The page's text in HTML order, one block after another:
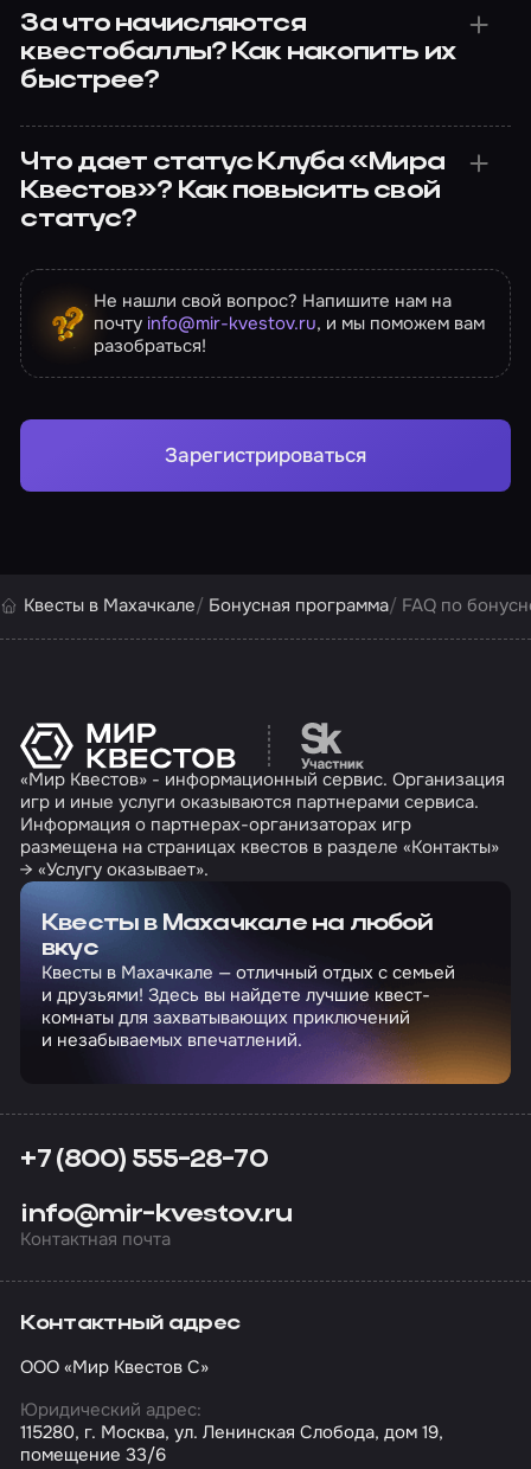
За что начисляются
квестобаллы? Как накопить их
быстрее?
Что дает статус Клуба «Мира
Квестов»? Как повысить свой
статус?
Не нашли свой вопрос? Напишите нам на
почту info@mir-kvestov.ru, и мы поможем вам
разобраться!
Зарегистрироваться
Квесты в Махачкале Бонусная программа FAQ по
Перейти на сайт
«Мир Квестов» - информационный сервис. Организация
игр и иные услуги оказываются партнерами сервиса.
Информация о партнерах-организаторах игр
размещена на страницах квестов в разделе «Контакты»
→ «Услугу оказывает».
Квесты в Махачкале на любой
вкус
Квесты в Махачкале — отличный отдых с семьей
и друзьями! Здесь вы найдете лучшие квест-
комнаты для захватывающих приключений
и незабываемых впечатлений.
+7 (800) 555-28-70
info@mir-kvestov.ru
Контактная почта
Контактный адрес
ООО «Мир Квестов С»
Юридический адрес:
115280, г. Москва, ул. Ленинская Слобода, дом 19,
помещение 33/6